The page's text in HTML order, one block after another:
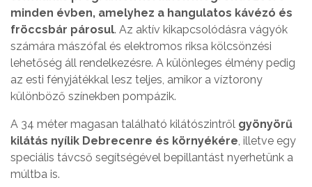
minden évben, amelyhez a hangulatos kávézó és
fröccsbár párosul. Az aktív kikapcsolódásra vágyók
számára mászófal és elektromos riksa kölcsönzési
lehetőség áll rendelkezésre. A különleges élmény pedig
az esti fényjátékkal lesz teljes, amikor a víztorony
különböző színekben pompázik.
A 34 méter magasan található kilátószintről gyönyörű
kilátás nyílik Debrecenre és környékére, illetve egy
speciális távcső segítségével bepillantást nyerhetünk a
múltba is.